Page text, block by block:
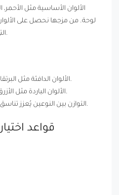
الألوان الأساسية مثل
لوحة. من مزجها نحصل على
التي تُضيف روحًا مميزة للتصميم.
الألوان الدافئة مثل البرتقالي تعطي طاقة وحيوية.
الألوان الباردة مثل الأزرق تُضفي هدوءًا وسكينة.
التوازن بين النوعين يُعزز تناسق الألوان في المفروشات.
قواعد